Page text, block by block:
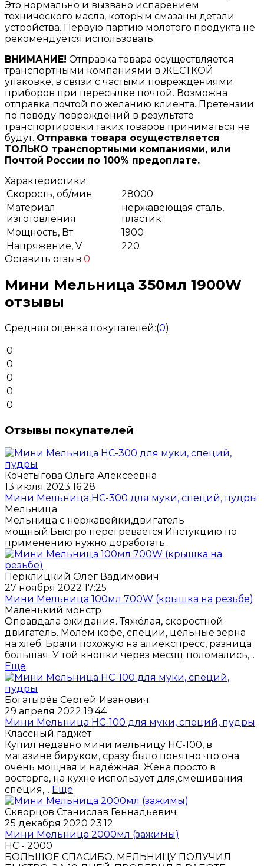
Это нормально и вызвано испарением
технического масла, которым смазаны детали
устройства. Первую партию молотого продукта не
рекомендуется использовать.
ВНИМАНИЕ! Отправка товара осуществляется
транспортными компаниями в ЖЕСТКОЙ
упаковке, в связи с частыми повреждениями
приборов при пересылке почтой. Возможна
отправка почтой по желанию клиента. Претензии
по поводу повреждений в результате
транспортировки таких товаров приниматься не
будут. Отправка товара осуществляется
ТОЛЬКО транспортными компаниями, или
Почтой России по 100% предоплате.
Характеристики
Скорость, об/мин
28000
Материал
изготовления
нержавеющая сталь,
пластик
Мощность, Вт
1900
Напряжение, V
220
Оставить отзыв 0
Мини Мельница 350мл 1900W
отзывы
Средняя оценка покупателей:(0)
0
0
0
0
0
Отзывы покупателей
Кочетыгова Ольга Алексеевна
13 июля 2023 16:28
Мини Мельница НС-300 для муки, специй, пудры
Мельница
Мельница с нержавейки,двигатель
мощный.Быстро перегревается.Инстукцию по
применению нужно доработать.
Перклицкий Олег Вадимович
27 ноября 2022 17:25
Мини Мельница 100мл 700W (крышка на резьбе)
Маленький монстр
Оправдала ожидания. Тяжёлая, скоростной
двигатель. Молем кофе, специи, цельные зерна
на хлеб. Брали похожую на алиекспресс, разница
большая. У той кнопки через месяц поломались,...
Еще
Богатырёв Сергей Иванович
29 апреля 2022 19:44
Мини Мельница НС-100 для муки, специй, пудры
Классный гаджет
Купил недавно мини мельницу HC-100, в
магазине бируком, сразу было понятно что она
очень мощная и надёжная. Жена просто в
восторге, на кухне использует для,смешивания
специя,... Еще
Скворцов Станислав Геннадьевич
25 декабря 2020 23:12
Мини Мельница 2000мл (зажимы)
НС - 2000
БОЛЬШОЕ СПАСИБО. МЕЛЬНИЦУ ПОЛУЧИЛ